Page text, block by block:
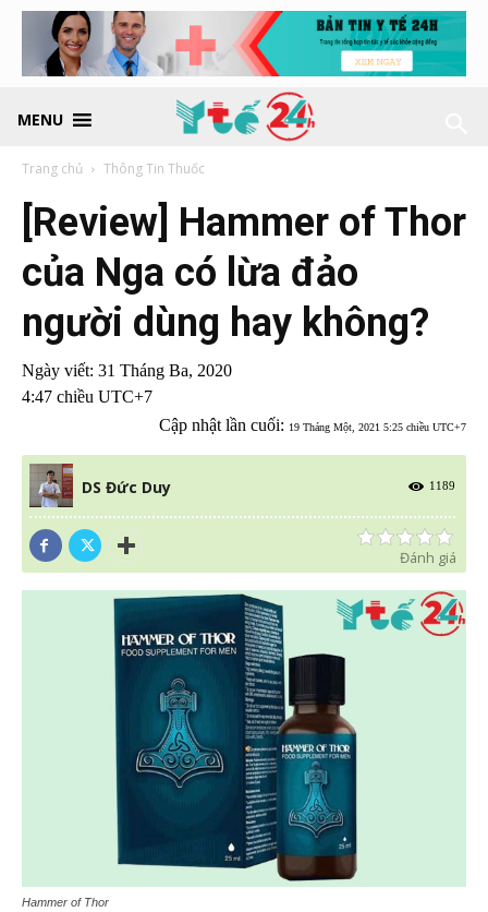
MENU
Trang chủ Thông Tin Thuốc
[Review] Hammer of Thor
của Nga có lừa đảo
người dùng hay không?
Ngày viết: 31 Tháng Ba, 2020
4:47 chiều UTC+7
Cập nhật lần cuối: 19 Tháng Một, 2021 5:25 chiều UTC+7
DS Đức Duy 1189
Đánh giá
Hammer of Thor